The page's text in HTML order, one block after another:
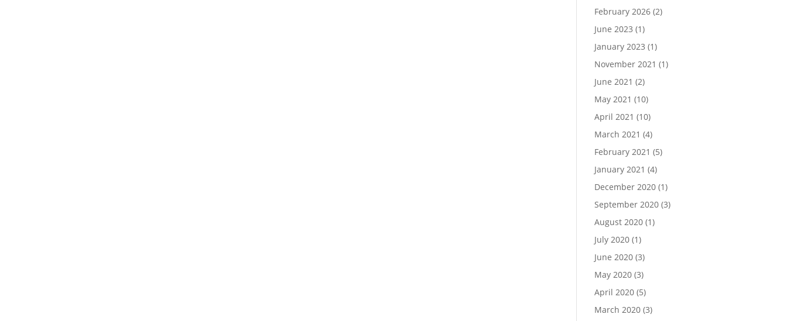
February 2026 (2)
June 2023 (1)
January 2023 (1)
November 2021 (1)
June 2021 (2)
May 2021 (10)
April 2021 (10)
March 2021 (4)
February 2021 (5)
January 2021 (4)
December 2020 (1)
September 2020 (3)
August 2020 (1)
July 2020 (1)
June 2020 (3)
May 2020 (3)
April 2020 (5)
March 2020 (3)